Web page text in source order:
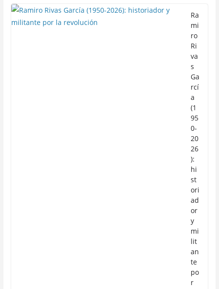
Ra
mi
ro
Ri
va
s
Ga
rcí
a
(1
95
0-
20
26
):
hi
st
ori
ad
or
y
mi
lit
an
te
po
r